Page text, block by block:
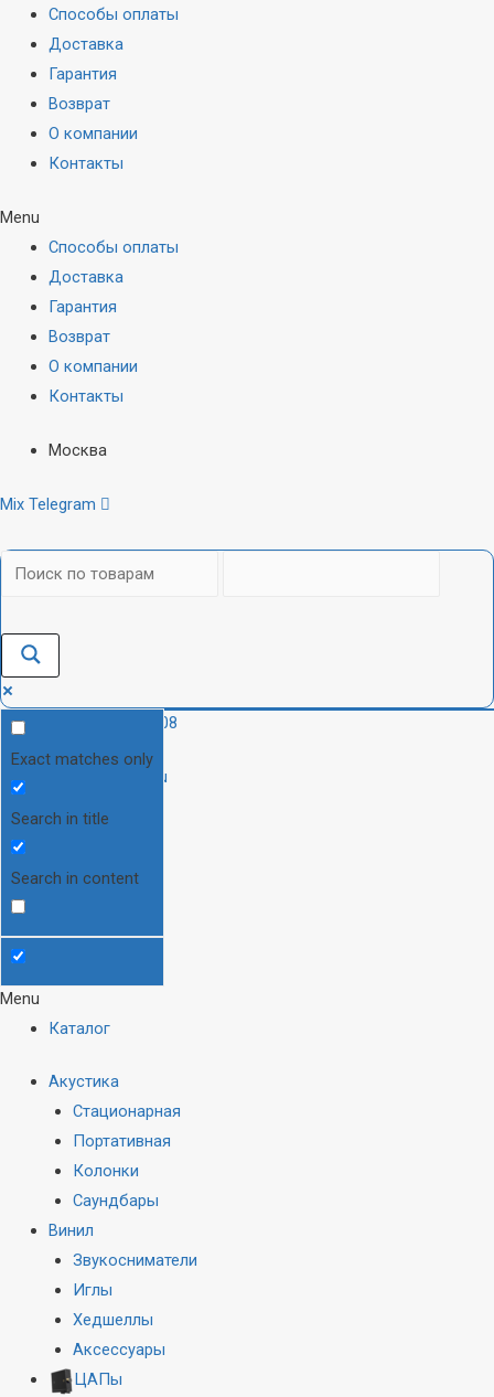
Способы оплаты
Доставка
Гарантия
Возврат
О компании
Контакты
Menu
Способы оплаты
Доставка
Гарантия
Возврат
О компании
Контакты
Москва
Mix Telegram
Exact matches only
Search in title
Search in content
+7(905)777-80-08
info@audioon.ru
Каталог
Menu
Каталог
Акустика
Стационарная
Портативная
Колонки
Саундбары
Винил
Звукосниматели
Иглы
Хедшеллы
Аксессуары
ЦАПы